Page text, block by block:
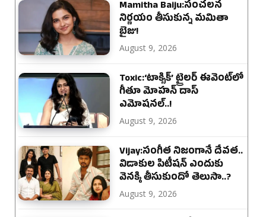
Mamitha Baiju:సంచలన
నిర్ణయం తీసుకున్న మమితా
బైజు!
August 9, 2026
Toxic:‘టాక్సిక్’ ట్రైలర్ ఈవెంట్‌లో
గీతూ మోహన్ దాస్
ఎమోషనల్..!
August 9, 2026
Vijay:సంగీత నిజంగానే దేవత..
విడాకుల పిటీషన్ ఎందుకు
వెనక్కి తీసుకుందో తెలుసా..?
August 9, 2026